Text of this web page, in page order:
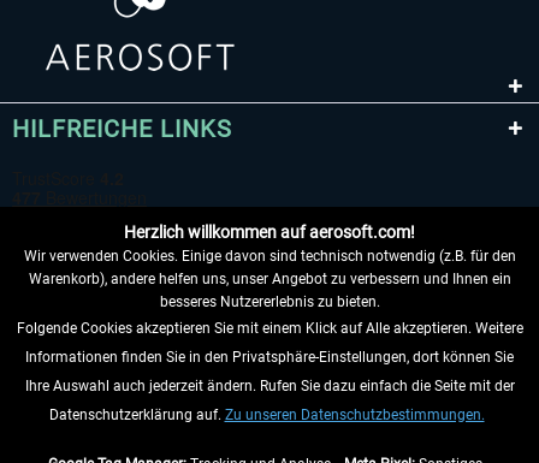
HILFREICHE LINKS
VERTRAG WIDERRUFEN
INFORMATIONEN
Herzlich willkommen auf aerosoft.com!
Wir verwenden Cookies. Einige davon sind technisch notwendig (z.B. für den
Warenkorb), andere helfen uns, unser Angebot zu verbessern und Ihnen ein
besseres Nutzererlebnis zu bieten.
Folgende Cookies akzeptieren Sie mit einem Klick auf Alle akzeptieren. Weitere
Informationen finden Sie in den Privatsphäre-Einstellungen, dort können Sie
Ihre Auswahl auch jederzeit ändern. Rufen Sie dazu einfach die Seite mit der
Datenschutzerklärung auf. Zu unseren Datenschutzbestimmungen.